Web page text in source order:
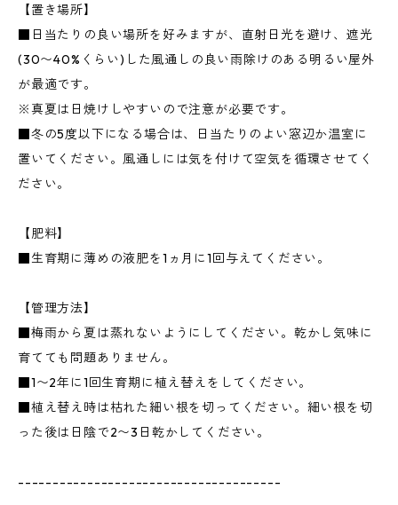
【置き場所】
■日当たりの良い場所を好みますが、直射日光を避け、遮光
(30〜40%くらい)した風通しの良い雨除けのある明るい屋外
が最適です。
※真夏は日焼けしやすいので注意が必要です。
■冬の5度以下になる場合は、日当たりのよい窓辺か温室に
置いてください。風通しには気を付けて空気を循環させてく
ださい。
【肥料】
■生育期に薄めの液肥を1ヵ月に1回与えてください。
【管理方法】
■梅雨から夏は蒸れないようにしてください。乾かし気味に
育てても問題ありません。
■1〜2年に1回生育期に植え替えをしてください。
■植え替え時は枯れた細い根を切ってください。細い根を切
った後は日陰で2〜3日乾かしてください。
--------------------------------------